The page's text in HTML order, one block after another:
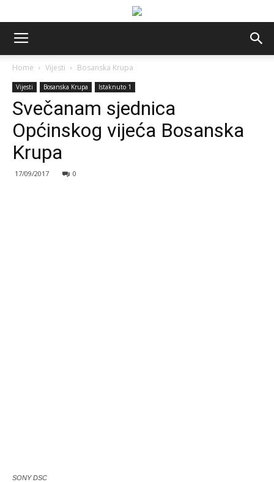
Home Vijesti Bosanska Krupa
Vijesti Bosanska Krupa Istaknuto 1
Svečanam sjednica
Općinskog vijeća Bosanska
Krupa
17/09/2017 0
SONY DSC